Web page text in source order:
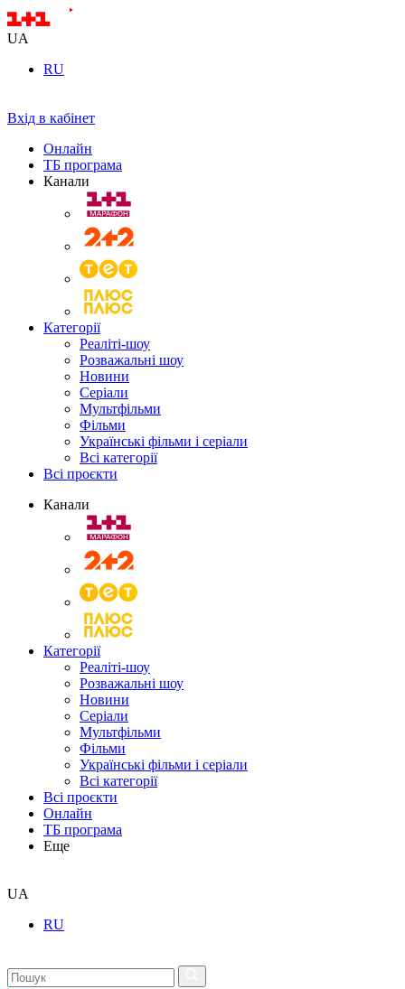
UA
RU
Вхід в кабінет
Онлайн
ТБ програма
Канали
Категорії
Реаліті-шоу
Розважальні шоу
Новини
Серіали
Мультфільми
Фільми
Українські фільми і серіали
Всі категорії
Всі проєкти
Канали
Категорії
Реаліті-шоу
Розважальні шоу
Новини
Серіали
Мультфільми
Фільми
Українські фільми і серіали
Всі категорії
Всі проєкти
Онлайн
ТБ програма
Еще
UA
RU